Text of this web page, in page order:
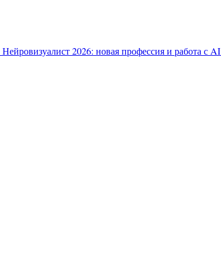
Нейровизуалист 2026: новая профессия и работа с AI